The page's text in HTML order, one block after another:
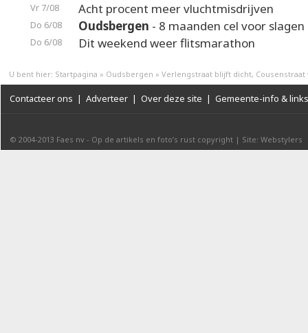
Vr 7/08 Acht procent meer vluchtmisdrijven
Do 6/08 Oudsbergen - 8 maanden cel voor
Do 6/08 Dit weekend weer flitsmarathon
U bent hier: Startpagina » Oudsbergen » Verlengstraat blijft dicht,
Contacteer ons | Adverteer | Over deze site | Gemeente-info & links
© 2004-2013 Faes nv - Op de artikels en foto’s rust copyright | Site: Webstylers